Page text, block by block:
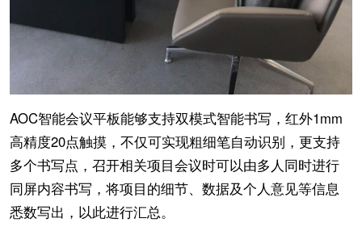
AOC智能会议平板能够支持双模式智能书写，红外1mm
高精度20点触摸，不仅可实现粗细笔自动识别，更支持
多个书写点，召开相关项目会议时可以由多人同时进行
同屏内容书写，将项目的细节、数据及个人意见等信息
悉数写出，以此进行汇总。